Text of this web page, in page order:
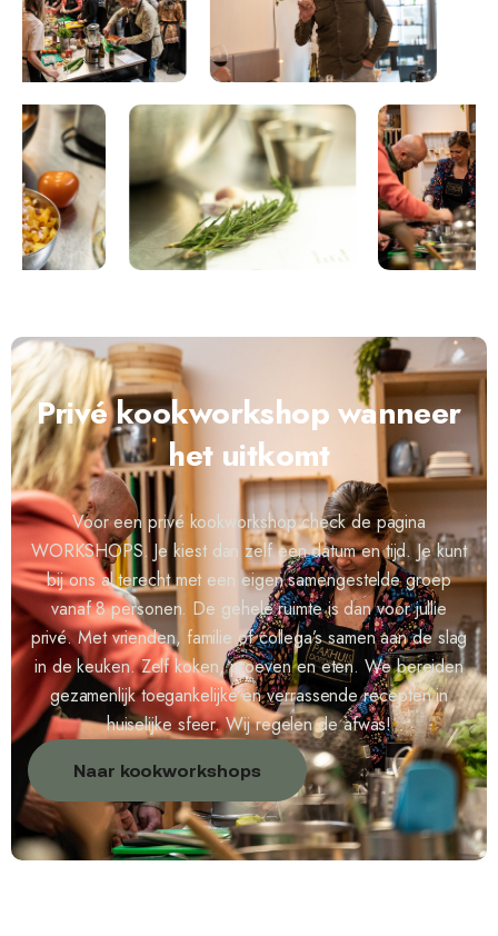
Privé kookworkshop wanneer
het uitkomt
Voor een privé kookworkshop check de pagina
WORKSHOPS. Je kiest dan zelf een datum en tijd. Je kunt
bij ons al terecht met een eigen samengestelde groep
vanaf 8 personen. De gehele ruimte is dan voor jullie
privé. Met vrienden, familie of collega’s samen aan de slag
in de keuken. Zelf koken, proeven en eten. We bereiden
gezamenlijk toegankelijke en verrassende recepten in
huiselijke sfeer. Wij regelen de afwas!
Naar kookworkshops